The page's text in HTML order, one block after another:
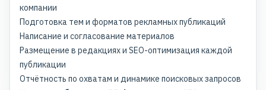
компании
Подготовка тем и форматов рекламных публикаций
Написание и согласование материалов
Размещение в редакциях и SEO-оптимизация каждой
публикации
Отчётность по охватам и динамике поисковых запросов